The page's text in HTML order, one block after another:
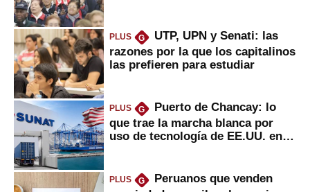
PLUS G
UTP, UPN y Senati: las
razones por la que los capitalinos
las prefieren para estudiar
PLUS G
Puerto de Chancay: lo
que trae la marcha blanca por
uso de tecnología de EE.UU. en
PLUS G
Peruanos que venden